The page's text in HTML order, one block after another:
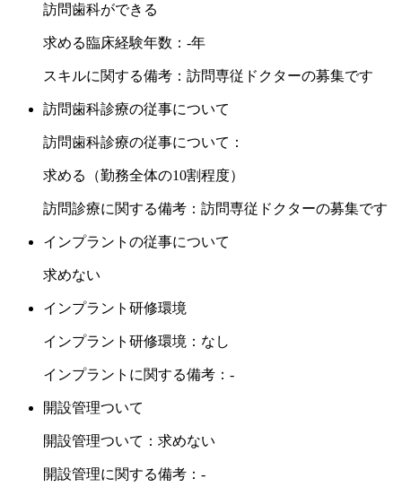
訪問歯科ができる
求める臨床経験年数：-年
スキルに関する備考：訪問専従ドクターの募集です
訪問歯科診療の従事について
訪問歯科診療の従事について：
求める（勤務全体の10割程度）
訪問診療に関する備考：訪問専従ドクターの募集です
インプラントの従事について
求めない
インプラント研修環境
インプラント研修環境：なし
インプラントに関する備考：-
開設管理ついて
開設管理ついて：求めない
開設管理に関する備考：-